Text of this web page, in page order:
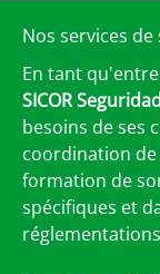
Nos services
En tant
SICOR Seguridad
besoins de ses
coordination
formation de
spécifiques et